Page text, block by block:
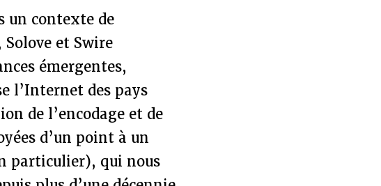
un contexte de
et Swire
émergentes,
l’Internet des pays
de l’encodage et de
d’un point à un
particulier), qui nous